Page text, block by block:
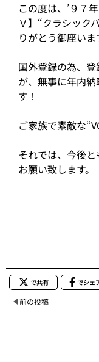
この度は、’９７
Ｖ】“クラシック
りがとう御座いま
国外登録の為、
が、無事に年内
す！
ご家族で素敵な
それでは、今後
お願い致します。
で共有 でシェ
前の投稿